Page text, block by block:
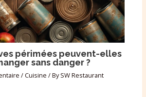
périmées peuvent-elles
sans danger ?
/Cuisine / BySW Restaurant